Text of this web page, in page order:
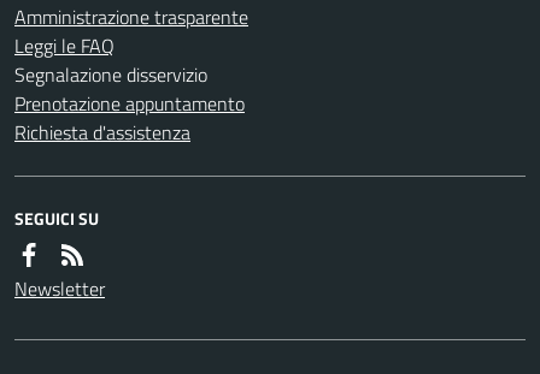
Amministrazione trasparente
Leggi le FAQ
Segnalazione disservizio
Prenotazione appuntamento
Richiesta d'assistenza
SEGUICI SU
Newsletter